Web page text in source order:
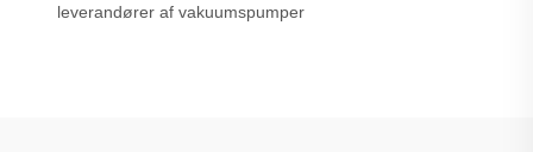
leverandører af vakuumspumper